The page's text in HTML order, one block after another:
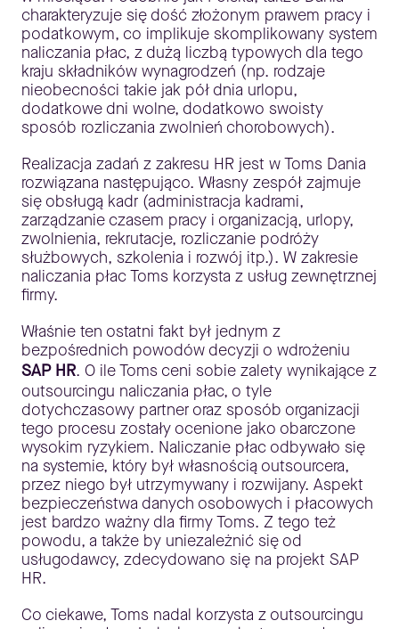
charakteryzuje się dość złożonym prawem pracy i
podatkowym, co implikuje skomplikowany system
naliczania płac, z dużą liczbą typowych dla tego
kraju składników wynagrodzeń (np. rodzaje
nieobecności takie jak pół dnia urlopu,
dodatkowe dni wolne, dodatkowo swoisty
sposób rozliczania zwolnień chorobowych).
Realizacja zadań z zakresu HR jest w Toms Dania
rozwiązana następująco. Własny zespół zajmuje
się obsługą kadr (administracja kadrami,
zarządzanie czasem pracy i organizacją, urlopy,
zwolnienia, rekrutacje, rozliczanie podróży
służbowych, szkolenia i rozwój itp.). W zakresie
naliczania płac Toms korzysta z usług zewnętrznej
firmy.
Właśnie ten ostatni fakt był jednym z
bezpośrednich powodów decyzji o wdrożeniu
SAP HR. O ile Toms ceni sobie zalety wynikające z
outsourcingu naliczania płac, o tyle
dotychczasowy partner oraz sposób organizacji
tego procesu zostały ocenione jako obarczone
wysokim ryzykiem. Naliczanie płac odbywało się
na systemie, który był własnością outsourcera,
przez niego był utrzymywany i rozwijany. Aspekt
bezpieczeństwa danych osobowych i płacowych
jest bardzo ważny dla firmy Toms. Z tego też
powodu, a także by uniezależnić się od
usługodawcy, zdecydowano się na projekt SAP
HR.
Co ciekawe, Toms nadal korzysta z outsourcingu